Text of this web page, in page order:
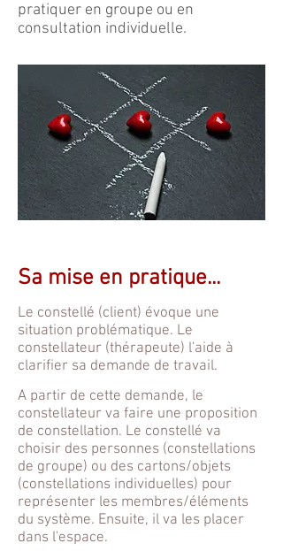
pratiquer en groupe ou en
consultation individuelle.
Sa mise en pratique...
Le constellé (client) évoque une
situation problématique. Le
constellateur (thérapeute) l'aide à
clarifier sa demande de travail.
A partir de cette demande, le
constellateur va faire une proposition
de constellation. Le constellé va
choisir des personnes (constellations
de groupe) ou des cartons/objets
(constellations individuelles) pour
représenter les membres/éléments
du système. Ensuite, il va les placer
dans l'espace.